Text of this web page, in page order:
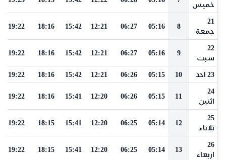
خميس
21
جمعة
8
05:16
06:27
12:21
15:42
18:16
19:22
22
سبت
9
05:16
06:27
12:21
15:42
18:16
19:22
23 احد 10
05:15
06:26
12:21
15:42
18:16
19:22
24
اثنين
11
05:15
06:26
12:20
15:41
18:16
19:22
25
ثلاثاء
12
05:14
06:25
12:20
15:41
18:15
19:22
26
اربعاء
13
05:14
06:25
12:20
15:41
18:15
19:22